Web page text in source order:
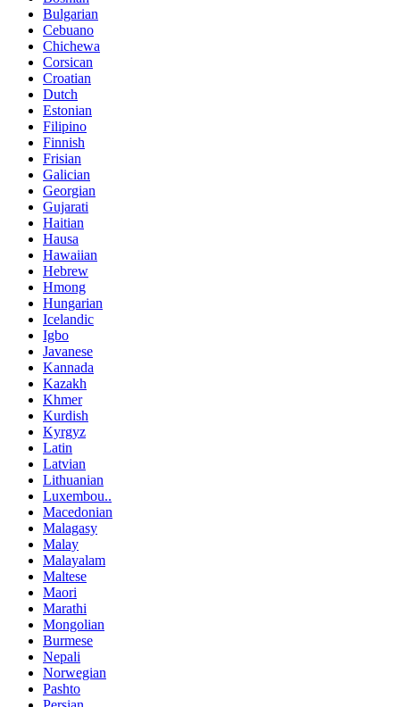
Bulgarian
Cebuano
Chichewa
Corsican
Croatian
Dutch
Estonian
Filipino
Finnish
Frisian
Galician
Georgian
Gujarati
Haitian
Hausa
Hawaiian
Hebrew
Hmong
Hungarian
Icelandic
Igbo
Javanese
Kannada
Kazakh
Khmer
Kurdish
Kyrgyz
Latin
Latvian
Lithuanian
Luxembou..
Macedonian
Malagasy
Malay
Malayalam
Maltese
Maori
Marathi
Mongolian
Burmese
Nepali
Norwegian
Pashto